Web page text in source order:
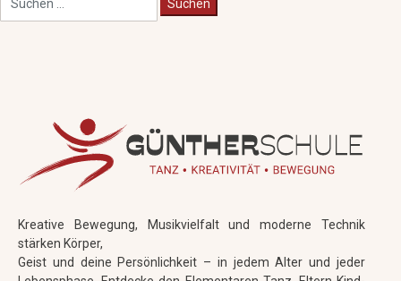
nach:
Kreative Bewegung, Musikvielfalt und moderne Technik
stärken Körper,
Geist und deine Persönlichkeit – in jedem Alter und jeder